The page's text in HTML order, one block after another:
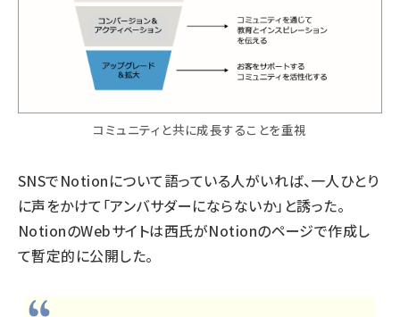
コミュニティと共に成長することを重視
SNSでNotionについて語っている人がいれば、一人ひとり
に声をかけて「アンバサダーにならないか」と誘った。
NotionのWebサイトは西氏がNotionのページで作成し
て暫定的に公開した。